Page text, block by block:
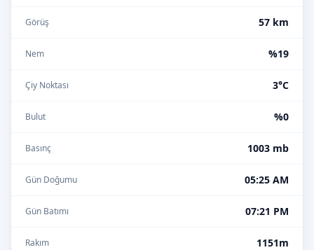
Görüş 57 km
Nem %19
Çiy Noktası 3°C
Bulut %0
Basınç 1003 mb
Gün Doğumu 05:25 AM
Gün Batımı 07:21 PM
Rakım 1151m